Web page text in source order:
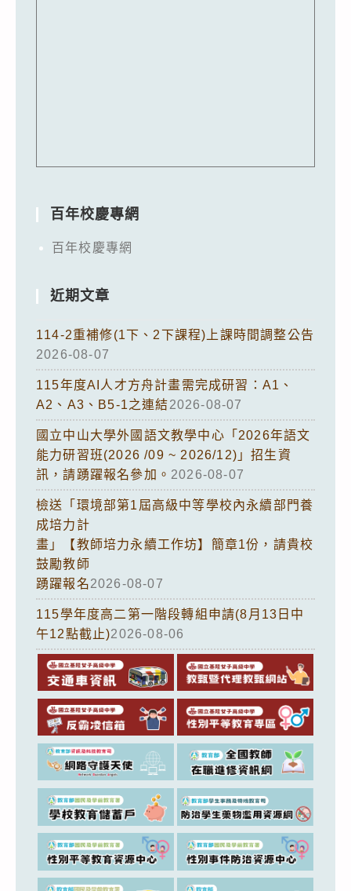
百年校慶專網
百年校慶專網
近期文章
114-2重補修(1下、2下課程)上課時間調整公告
2026-08-07
115年度AI人才方舟計畫需完成研習：A1、
A2、A3、B5-1之連結2026-08-07
國立中山大學外國語文教學中心「2026年語文
能力研習班(2026 /09 ~ 2026/12)」招生資
訊，請踴躍報名參加。 2026-08-07
檢送「環境部第1屆高級中等學校內永續部門養
成培力計
畫」【教師培力永續工作坊】簡章1份，請貴校
鼓勵教師
踴躍報名2026-08-07
115學年度高二第一階段轉組申請(8月13日中
午12點截止)2026-08-06